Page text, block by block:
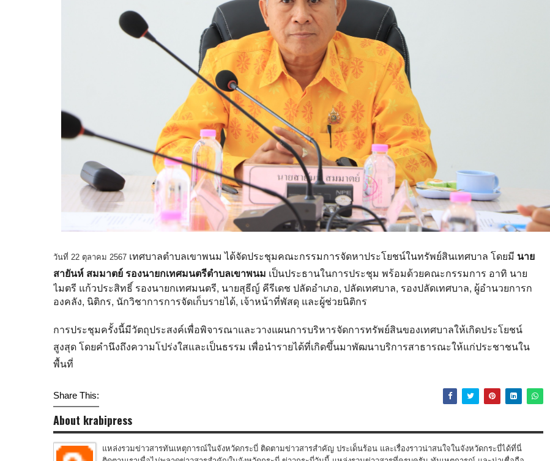
วันที่ 22 ตุลาคม 2567 เทศบาลตำบลเขาพนม ได้จัดประชุมคณะกรรมการจัดหาประโยชน์ในทรัพย์สินเทศบาล โดยมี นาย
สายันห์ สมมาตย์ รองนายกเทศมนตรีตำบลเขาพนม เป็นประธานในการประชุม พร้อมด้วยคณะกรรมการ อาทิ นาย
ไมตรี แก้วประสิทธิ์ รองนายกเทศมนตรี, นายสุธีญ์ คีรีเดช ปลัดอำเภอ, ปลัดเทศบาล, รองปลัดเทศบาล, ผู้อำนวยการก
องคลัง, นิติกร, นักวิชาการการจัดเก็บรายได้, เจ้าหน้าที่พัสดุ และผู้ช่วยนิติกร
การประชุมครั้งนี้มีวัตถุประสงค์เพื่อพิจารณาและวางแผนการบริหารจัดการทรัพย์สินของเทศบาลให้เกิดประโยชน์
สูงสุด โดยคำนึงถึงความโปร่งใสและเป็นธรรม เพื่อนำรายได้ที่เกิดขึ้นมาพัฒนาบริการสาธารณะให้แก่ประชาชนใน
พื้นที่
Share This:
About krabipress
แหล่งรวมข่าวสารทันเหตุการณ์ในจังหวัดกระบี่ ติดตามข่าวสารสำคัญ ประเด็นร้อน และเรื่องราวน่าสนใจในจังหวัดกระบี่ได้ที่นี่